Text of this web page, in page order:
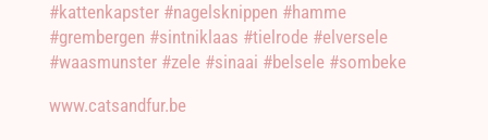
#kattenkapster#nagelsknippen #hamme
#grembergen #sintniklaas #tielrode#elversele
#waasmunster #zele#sinaai #belsele#sombeke
www.catsandfur.be